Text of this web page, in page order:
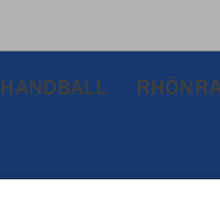
HANDBALL